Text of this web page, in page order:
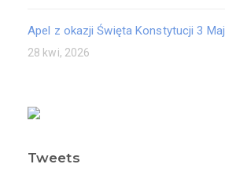
Apel z okazji Święta Konstytucji 3 Maj
28 kwi, 2026
Tweets